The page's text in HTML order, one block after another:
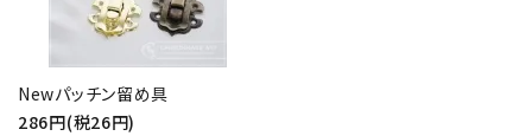
Newパッチン留め具
286円(税26円)